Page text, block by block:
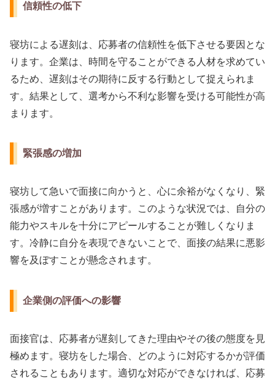
信頼性の低下
寝坊による遅刻は、応募者の信頼性を低下させる要因とな
ります。企業は、時間を守ることができる人材を求めてい
るため、遅刻はその期待に反する行動として捉えられま
す。結果として、選考から不利な影響を受ける可能性が高
まります。
緊張感の増加
寝坊して急いで面接に向かうと、心に余裕がなくなり、緊
張感が増すことがあります。このような状況では、自分の
能力やスキルを十分にアピールすることが難しくなりま
す。冷静に自分を表現できないことで、面接の結果に悪影
響を及ぼすことが懸念されます。
企業側の評価への影響
面接官は、応募者が遅刻してきた理由やその後の態度を見
極めます。寝坊をした場合、どのように対応するかが評価
されることもあります。適切な対応ができなければ、応募